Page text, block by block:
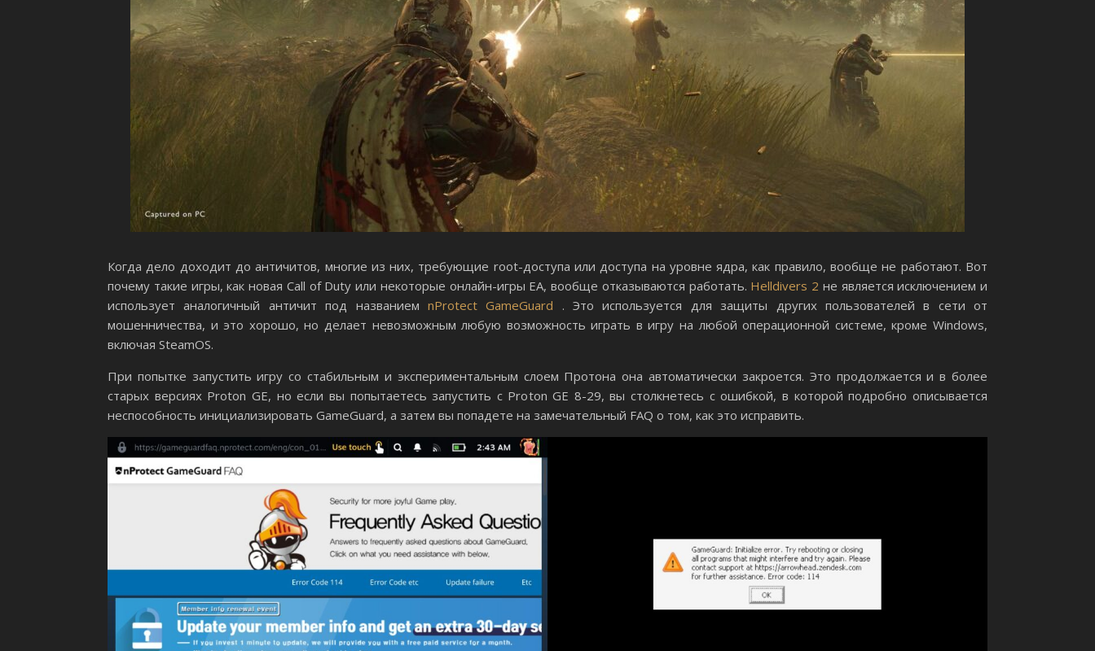
Когда дело доходит до античитов, многие из них, требующие root-доступа или доступа на уровне ядра, как правило, вообще не работают. Вот
почему такие игры, как новая Call of Duty или некоторые онлайн-игры EA, вообще отказываются работать. Helldivers 2 не является исключением и
использует аналогичный античит под названием nProtect GameGuard . Это используется для защиты других пользователей в сети от
мошенничества, и это хорошо, но делает невозможным любую возможность играть в игру на любой операционной системе, кроме Windows,
включая SteamOS.
При попытке запустить игру со стабильным и экспериментальным слоем Протона она автоматически закроется. Это продолжается и в более
старых версиях Proton GE, но если вы попытаетесь запустить с Proton GE 8-29, вы столкнетесь с ошибкой, в которой подробно описывается
неспособность инициализировать GameGuard, а затем вы попадете на замечательный FAQ о том, как это исправить.